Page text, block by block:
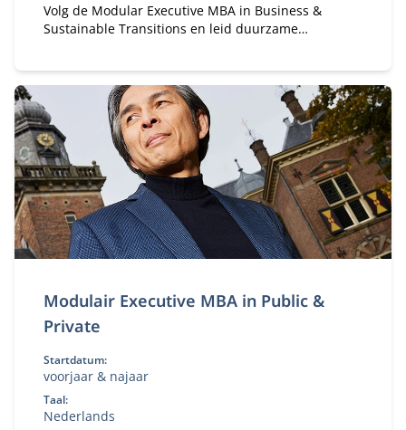
Volg de Modular Executive MBA in Business &
Sustainable Transitions en leid duurzame
Modulair Executive MBA in Public &
Private
Startdatum:
voorjaar & najaar
Taal:
Nederlands